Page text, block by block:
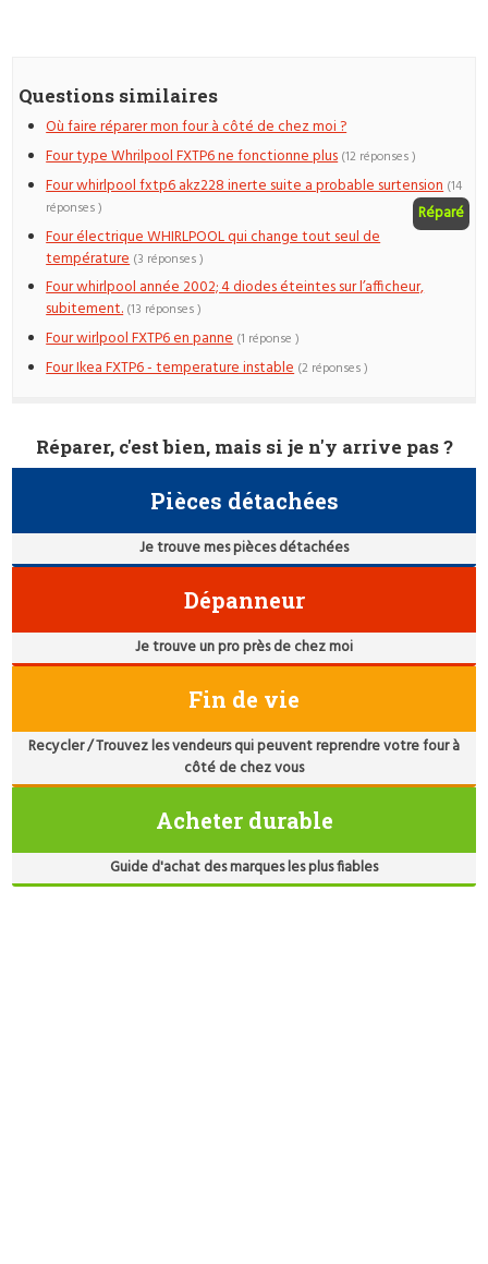
Questions similaires
Où faire réparer mon four à côté de chez moi ?
Four type Whrilpool FXTP6 ne fonctionne plus (12 réponses )
Four whirlpool fxtp6 akz228 inerte suite a probable surtension
Réparé
(14
réponses )
Four électrique WHIRLPOOL qui change tout seul de
température (3 réponses )
Four whirlpool année 2002; 4 diodes éteintes sur l’afficheur,
subitement. (13 réponses )
Four wirlpool FXTP6 en panne (1 réponse )
Four Ikea FXTP6 - temperature instable (2 réponses )
Réparer, c'est bien, mais si je n'y arrive pas ?
Pièces détachées
Je trouve mes pièces détachées
Dépanneur
Je trouve un pro près de chez moi
Fin de vie
Recycler / Trouvez les vendeurs qui peuvent reprendre votre four à
côté de chez vous
Acheter durable
Guide d'achat des marques les plus fiables